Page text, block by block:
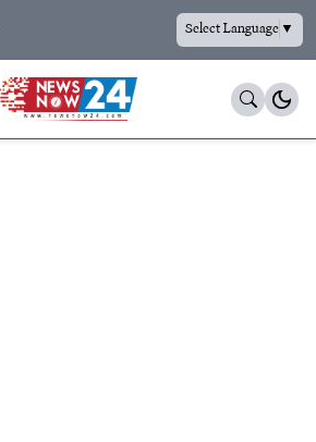
Select Language▼